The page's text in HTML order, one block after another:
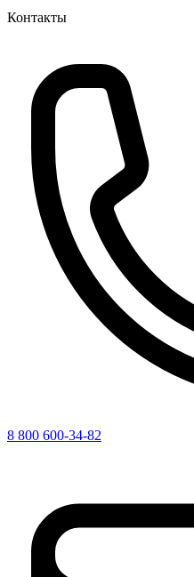
Контакты
8 800 600-34-82